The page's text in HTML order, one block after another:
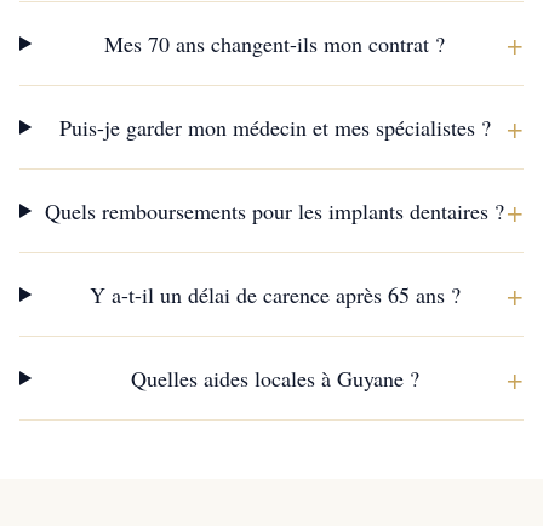
Mes 70 ans changent-ils mon contrat ? +
Puis-je garder mon médecin et mes spécialistes ? +
Quels remboursements pour les implants dentaires ?+
Y a-t-il un délai de carence après 65 ans ? +
Quelles aides locales à Guyane ? +